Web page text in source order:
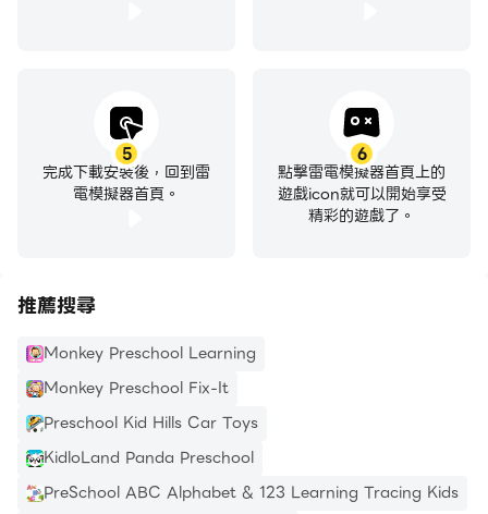
5
完成下載安裝後，回到雷
電模擬器首頁。
6
點擊雷電模擬器首頁上的
遊戲icon就可以開始享受
精彩的遊戲了。
推薦搜尋
Monkey Preschool Learning
Monkey Preschool Fix-It
Preschool Kid Hills Car Toys
KidloLand Panda Preschool
PreSchool ABC Alphabet & 123 Learning Tracing Kids